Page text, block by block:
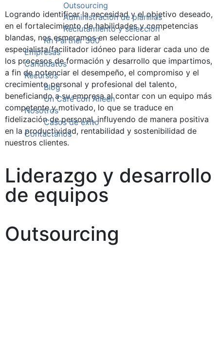
Outsourcing
Administración de planillas
Reclutamiento y selección
Rh Partner 360
Empresas
Candidatos
Recursos
Blog
Un Café con Aileen
Nosotros
Casos de éxito
Contactanos
Logrando identificar la necesidad y el objetivo deseado,
en el fortalecimiento de habilidades y competencias
blandas, nos esmeramos en seleccionar al
especialista/facilitador idóneo para liderar cada uno de
los procesos de formación y desarrollo que impartimos,
a fin de potenciar el desempeño, el compromiso y el
crecimiento personal y profesional del talento,
beneficiando a su empresa al contar con un equipo más
competente y motivado, lo que se traduce en
fidelización de personal, influyendo de manera positiva
en la productividad, rentabilidad y sostenibilidad de
nuestros clientes.
Liderazgo y desarrollo
de equipos
Outsourcing